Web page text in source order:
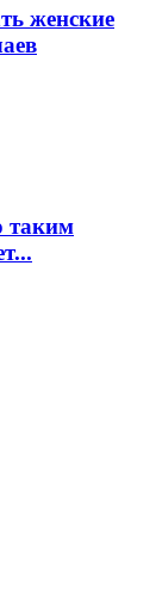
женские
таким